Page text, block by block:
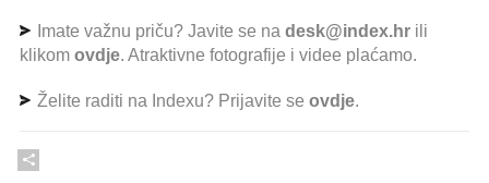
Imate važnu priču? Javite se na desk@index.hr ili
klikom ovdje. Atraktivne fotografije i videe plaćamo.
Želite raditi na Indexu? Prijavite se ovdje.